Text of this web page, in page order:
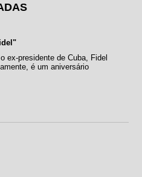
ex-presidente de Cuba, Fidel
é um aniversário